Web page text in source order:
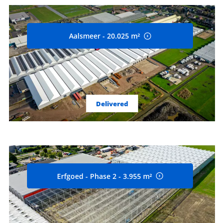
Aalsmeer - 20.025 m²
Delivered
Erfgoed - Phase 2 - 3.955 m²